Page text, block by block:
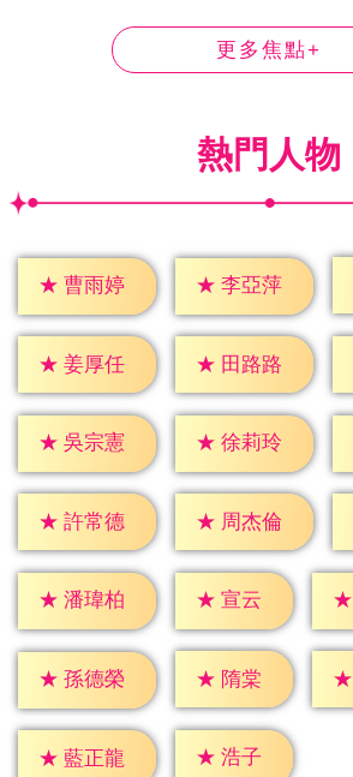
更多焦點+
熱門人物
★ 曹雨婷 ★ 李亞萍
★ 姜厚任 ★ 田路路
★ 吳宗憲 ★ 徐莉玲
★ 許常德 ★ 周杰倫
★ 潘瑋柏 ★ 宣云 ★
★ 孫德榮 ★ 隋棠 ★
★ 藍正龍 ★ 浩子